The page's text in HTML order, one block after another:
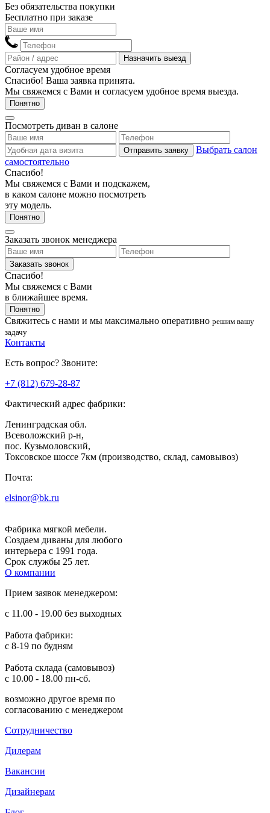
Без обязательства покупки
Бесплатно при заказе
Назначить выезд
Согласуем удобное время
Спасибо! Ваша заявка принята.
Мы свяжемся с Вами и согласуем удобное время выезда.
Понятно
Посмотреть диван в салоне
Отправить заявку
Выбрать салон
самостоятельно
Спасибо!
Мы свяжемся с Вами и подскажем,
в каком салоне можно посмотреть
эту модель.
Понятно
Заказать звонок менеджера
Заказать звонок
Спасибо!
Мы свяжемся с Вами
в ближайшее время.
Понятно
Свяжитесь с нами и мы максимально оперативно решим вашу
задачу
Контакты
Есть вопрос? Звоните:
+7 (812) 679-28-87
Фактический адрес фабрики:
Ленинградская обл.
Всеволожский р-н,
пос. Кузьмоловский,
Токсовское шоссе 7км (производство, склад, самовывоз)
Почта:
elsinor@bk.ru
Фабрика мягкой мебели.
Создаем диваны для любого
интерьера с 1991 года.
Срок службы 25 лет.
О компании
Прием заявок менеджером:
с 11.00 - 19.00 без выходных
Работа фабрики:
с 8-19 по будням
Работа склада (самовывоз)
с 10.00 - 18.00 пн-сб.
возможно другое время по
согласованию с менеджером
Сотрудничество
Дилерам
Вакансии
Дизайнерам